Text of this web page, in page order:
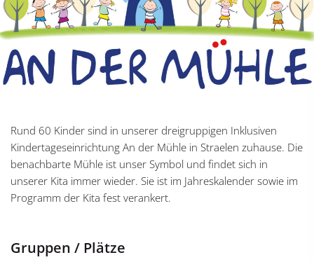
Rund 60 Kinder sind in unserer dreigruppigen Inklusiven
Kindertageseinrichtung An der Mühle in Straelen zuhause. Die
benachbarte Mühle ist unser Symbol und findet sich in
unserer Kita immer wieder. Sie ist im Jahreskalender sowie im
Programm der Kita fest verankert.
Gruppen / Plätze